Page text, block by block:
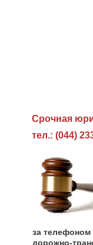
Cрочная
тел.: (044)
за телефоном
дорожно-